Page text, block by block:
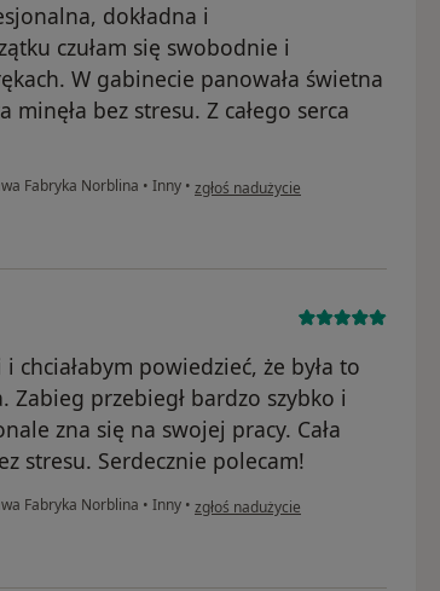
dokładna i
czułam się swobodnie i
W gabinecie panowała świetna
bez stresu. Z całego serca
Fabryka Norblina • Inny • w opinii użytkownika Iryna
zgłoś nadużycie
chciałabym powiedzieć, że była to
Zabieg przebiegł bardzo szybko i
zna się na swojej pracy. Cała
stresu. Serdecznie polecam!
Fabryka Norblina • Inny • w opinii użytkownika Olena
zgłoś nadużycie